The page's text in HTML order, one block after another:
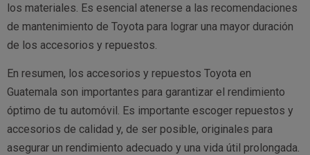
los materiales. Es esencial atenerse a las recomendaciones
de mantenimiento de Toyota para lograr una mayor duración
de los accesorios y repuestos.
En resumen, los accesorios y repuestos Toyota en
Guatemala son importantes para garantizar el rendimiento
óptimo de tu automóvil. Es importante escoger repuestos y
accesorios de calidad y, de ser posible, originales para
asegurar un rendimiento adecuado y una vida útil prolongada.